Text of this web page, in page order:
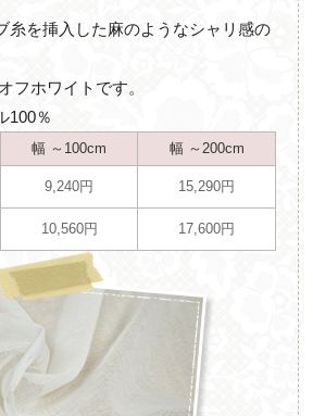
糸を挿入した麻のようなシャリ感の
フホワイトです。
100％
幅 ～100cm 幅 ～200cm
9,240円 15,290円
10,560円 17,600円